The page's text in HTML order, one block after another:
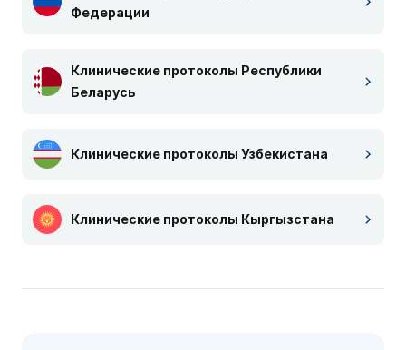
Федерации
Клинические протоколы Республики
Беларусь
Клинические протоколы Узбекистана
Клинические протоколы Кыргызстана